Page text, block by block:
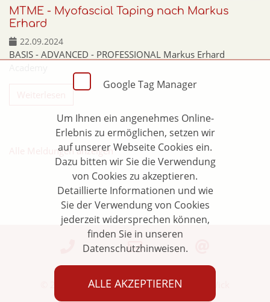
MTME - Myofascial Taping nach Markus
Erhard
22.09.2024
BASIS - ADVANCED - PROFESSIONAL Markus Erhard
Alle Meldungen anzeigen
© 2026 Heilpraxis Großschönau | Heike Wick
Google Tag Manager
Um Ihnen ein angenehmes Online-
Erlebnis zu ermöglichen, setzen wir
auf unserer Webseite Cookies ein.
Dazu bitten wir Sie die Verwendung
von Cookies zu akzeptieren.
Detaillierte Informationen und wie
Sie der Verwendung von Cookies
jederzeit widersprechen können,
finden Sie in unseren
Datenschutzhinweisen.
ALLE AKZEPTIEREN